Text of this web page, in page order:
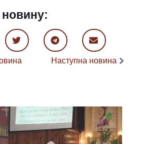
Наступна новина